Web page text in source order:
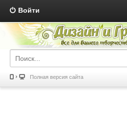
Войти
Полная версия сайта